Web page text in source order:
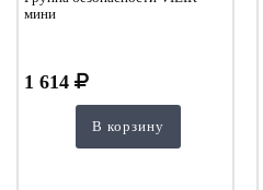
мини
1 614
В корзину